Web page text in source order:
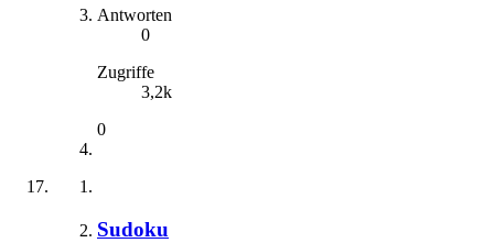
Antworten
0
Zugriffe
3,2k
0
Sudoku